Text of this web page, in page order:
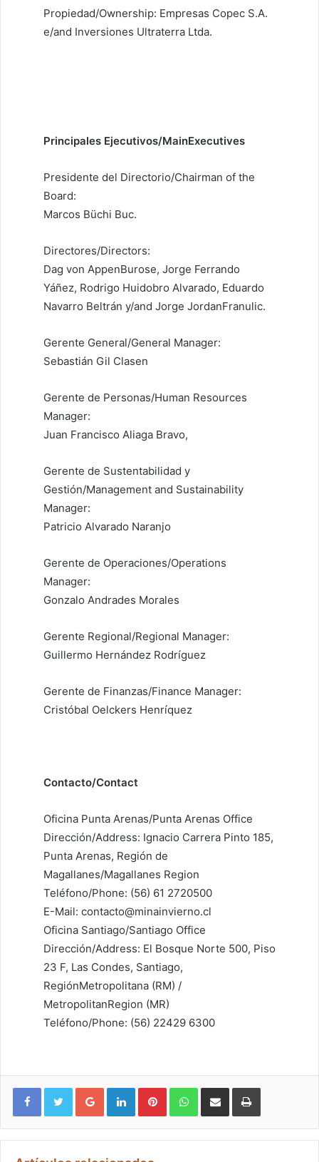
Propiedad/Ownership: Empresas Copec S.A.
e/and Inversiones Ultraterra Ltda.
Principales Ejecutivos/MainExecutives
Presidente del Directorio/Chairman of the
Board:
Marcos Büchi Buc.
Directores/Directors:
Dag von AppenBurose, Jorge Ferrando
Yáñez, Rodrigo Huidobro Alvarado, Eduardo
Navarro Beltrán y/and Jorge JordanFranulic.
Gerente General/General Manager:
Sebastián Gil Clasen
Gerente de Personas/Human Resources
Manager:
Juan Francisco Aliaga Bravo,
Gerente de Sustentabilidad y
Gestión/Management and Sustainability
Manager:
Patricio Alvarado Naranjo
Gerente de Operaciones/Operations
Manager:
Gonzalo Andrades Morales
Gerente Regional/Regional Manager:
Guillermo Hernández Rodríguez
Gerente de Finanzas/Finance Manager:
Cristóbal Oelckers Henríquez
Contacto/Contact
Oficina Punta Arenas/Punta Arenas Office
Dirección/Address: Ignacio Carrera Pinto 185,
Punta Arenas, Región de
Magallanes/Magallanes Region
Teléfono/Phone: (56) 61 2720500
E-Mail: contacto@minainvierno.cl
Oficina Santiago/Santiago Office
Dirección/Address: El Bosque Norte 500, Piso
23 F, Las Condes, Santiago,
RegiónMetropolitana (RM) /
MetropolitanRegion (MR)
Teléfono/Phone: (56) 22429 6300
Google+ LinkedIn Pinterest WhatsApp